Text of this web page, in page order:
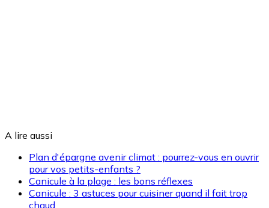
A lire aussi
Plan d'épargne avenir climat : pourrez-vous en ouvrir
pour vos petits-enfants ?
Canicule à la plage : les bons réflexes
Canicule : 3 astuces pour cuisiner quand il fait trop
chaud